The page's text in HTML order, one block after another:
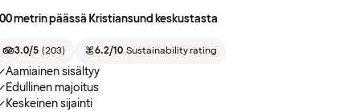
metrin päässä Kristiansund keskustasta
3.0/5 (203) 6.2/10 Sustainability rating
Aamiainen sisältyy
Edullinen majoitus
Keskeinen sijainti